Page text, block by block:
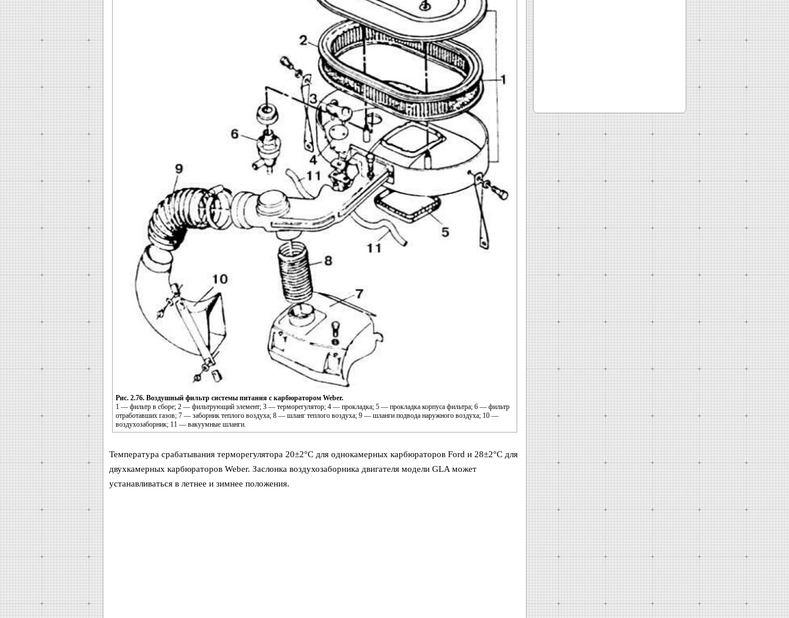
Рис. 2.76. Воздушный фильтр системы питания с карбюратором Weber.
1 — фильтр в сборе; 2 — фильтрующий элемент; 3 — терморегулятор; 4 — прокладка; 5 — прокладка корпуса фильтра; 6 — фильтр
отработавших газов; 7 — заборник теплого воздуха; 8 — шланг теплого воздуха; 9 — шланги подвода наружного воздуха; 10 —
воздухозаборник; 11 — вакуумные шланги.
Температура срабатывания терморегулятора 20±2°C для однокамерных карбюраторов Ford и 28±2°C для
двухкамерных карбюраторов Weber. Заслонка воздухозаборника двигателя модели GLA может
устанавливаться в летнее и зимнее положения.